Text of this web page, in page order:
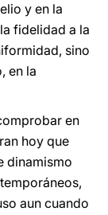
y en la
fidelidad a la
sino
en la
en
hoy que
dinamismo
aun cuando